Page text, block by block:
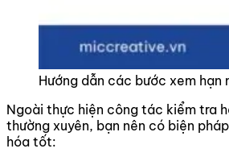
Hướng dẫn các bước xem hạn
Ngoài thực hiện công tác kiểm tra
thường xuyên, bạn nên có biện
hóa tốt: